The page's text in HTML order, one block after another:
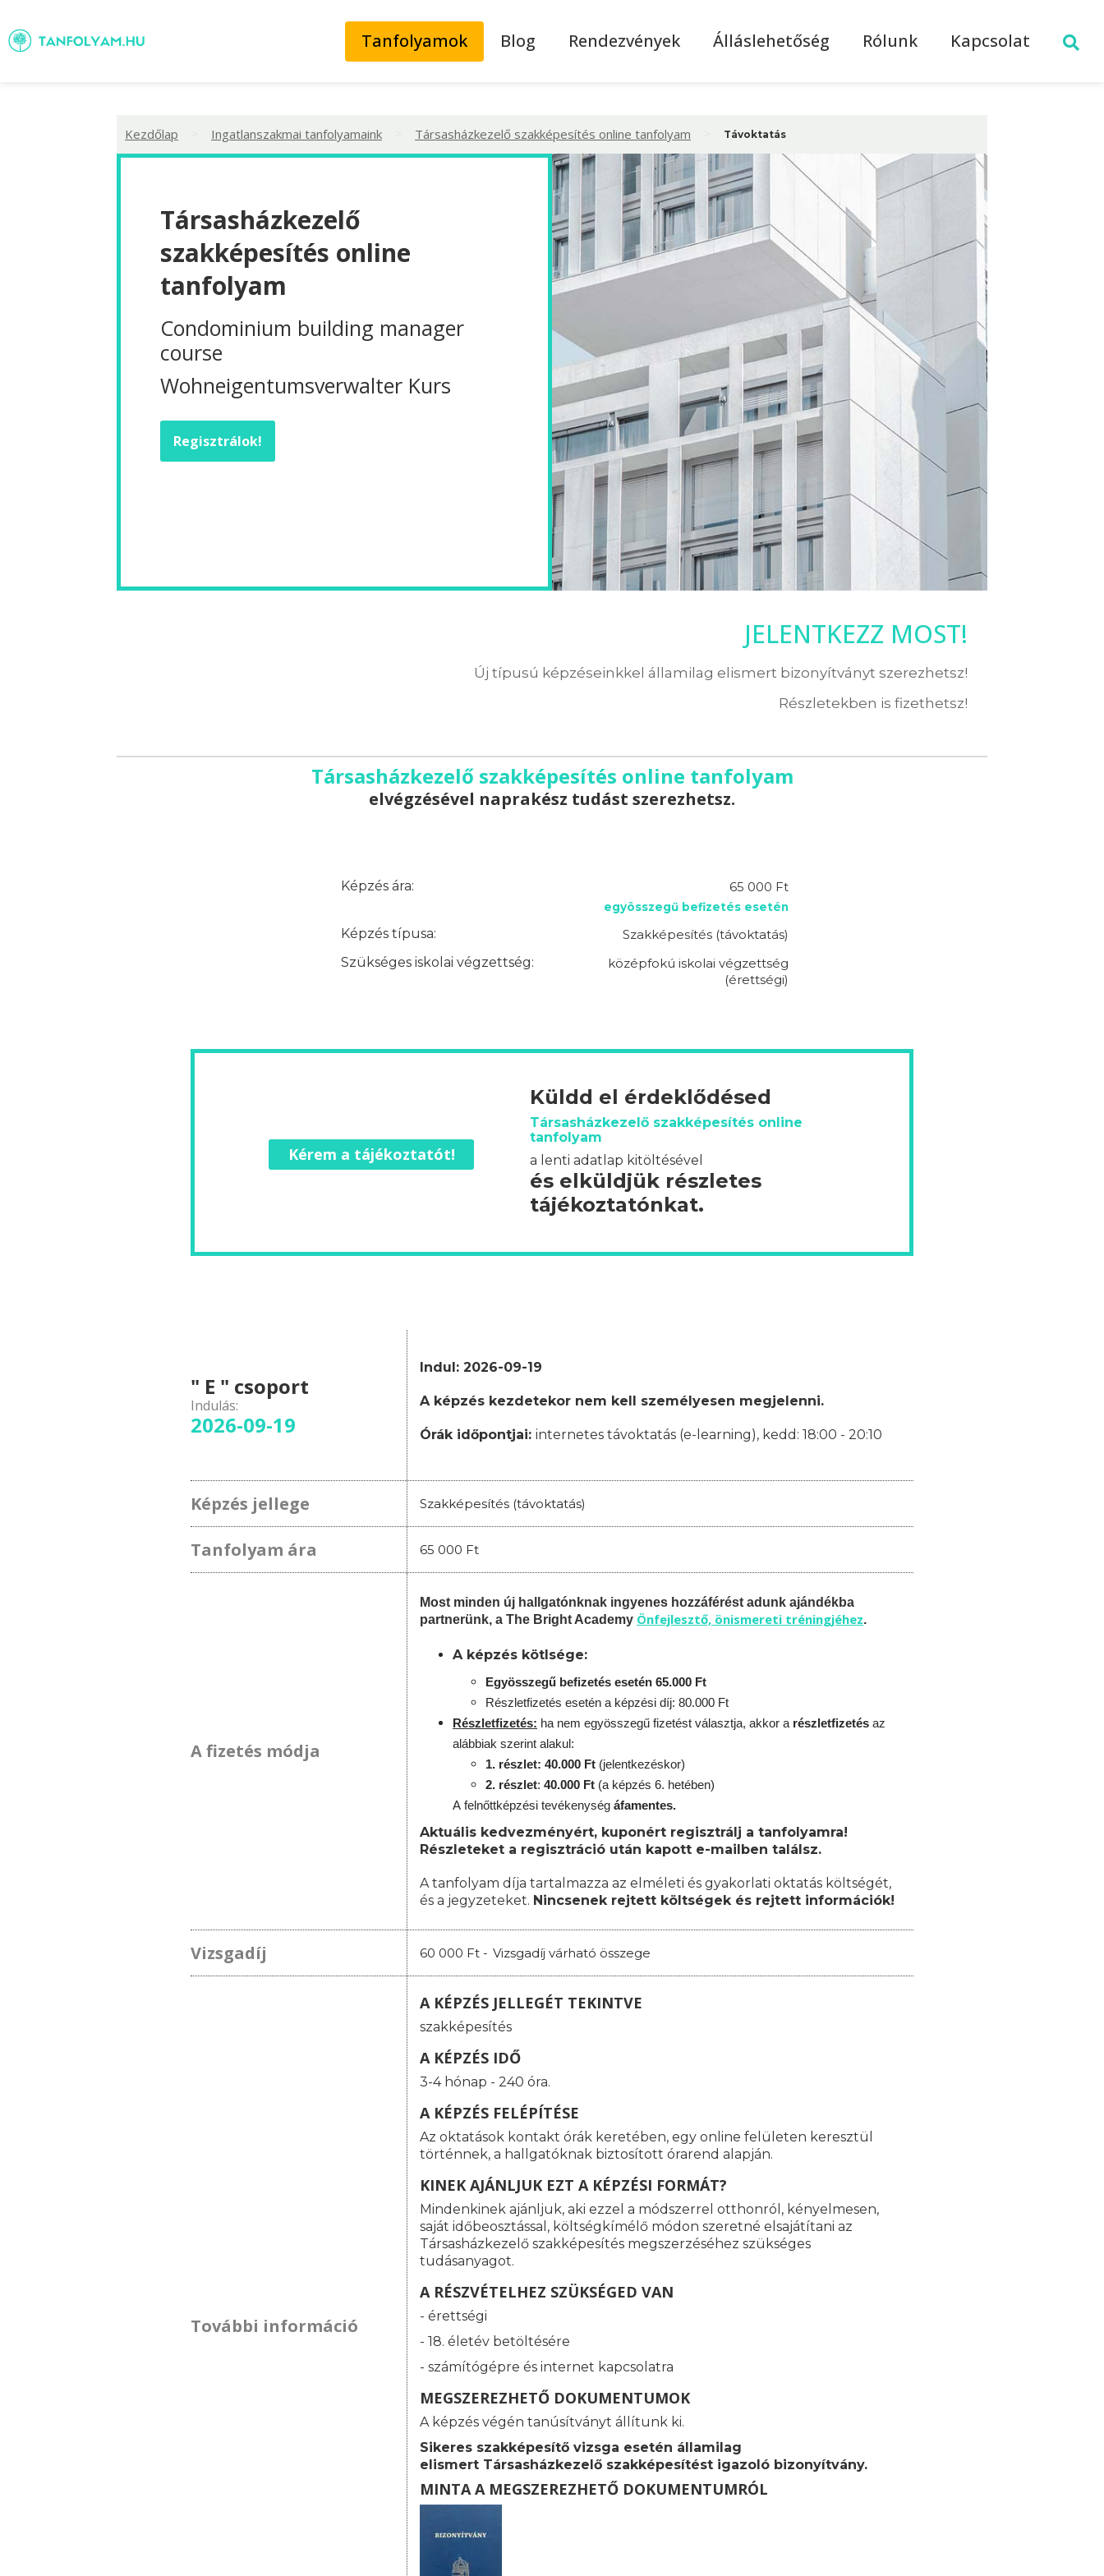
Tanfolyamok Blog Rendezvények Álláslehetőség Rólunk Kapcsolat
Kezdőlap Ingatlanszakmai tanfolyamaink Társasházkezelő szakképesítés online tanfolyam Távoktatás
Társasházkezelő
szakképesítés online
tanfolyam
Condominium building manager
course
Wohneigentumsverwalter Kurs
Regisztrálok!
JELENTKEZZ MOST!
Új típusú képzéseinkkel államilag elismert bizonyítványt szerezhetsz!
Részletekben is fizethetsz!
Társasházkezelő szakképesítés online tanfolyam
elvégzésével naprakész tudást szerezhetsz.
Képzés ára: 65 000 Ft
egyösszegű befizetés esetén
Képzés típusa:
Szakképesítés (távoktatás)
Szükséges iskolai végzettség:
középfokú iskolai végzettség
(érettségi)
Kérem a tájékoztatót!
Küldd el érdeklődésed
Társasházkezelő szakképesítés online
tanfolyam
a lenti adatlap kitöltésével
és elküldjük részletes
tájékoztatónkat.
" E " csoport
Indulás:
2026-09-19
Indul: 2026-09-19
A képzés kezdetekor nem kell személyesen megjelenni.
Órák időpontjai: internetes távoktatás (e-learning), kedd: 18:00 - 20:10
Képzés jellege Szakképesítés (távoktatás)
Tanfolyam ára 65 000 Ft
A fizetés módja
Most minden új hallgatónknak ingyenes hozzáférést adunk ajándékba
partnerünk, a The Bright Academy Önfejlesztő, önismereti tréningjéhez.
A képzés kötlsége:
Egyösszegű befizetés esetén 65.000 Ft
Részletfizetés esetén a képzési díj: 80.000 Ft
Részletfizetés: ha nem egyösszegű fizetést választja, akkor a részletfizetés az
alábbiak szerint alakul:
1. részlet: 40.000 Ft (jelentkezéskor)
2. részlet: 40.000 Ft (a képzés 6. hetében)
A felnőttképzési tevékenység áfamentes.
Aktuális kedvezményért, kuponért regisztrálj a tanfolyamra!
Részleteket a regisztráció után kapott e-mailben találsz.
A tanfolyam díja tartalmazza az elméleti és gyakorlati oktatás költségét,
és a jegyzeteket. Nincsenek rejtett költségek és rejtett információk!
Vizsgadíj 60 000 Ft - Vizsgadíj várható összege
További információ
A KÉPZÉS JELLEGÉT TEKINTVE
szakképesítés
A KÉPZÉS IDŐ
3-4 hónap - 240 óra.
A KÉPZÉS FELÉPÍTÉSE
Az oktatások kontakt órák keretében, egy online felületen keresztül
történnek, a hallgatóknak biztosított órarend alapján.
KINEK AJÁNLJUK EZT A KÉPZÉSI FORMÁT?
Mindenkinek ajánljuk, aki ezzel a módszerrel otthonról, kényelmesen,
saját időbeosztással, költségkímélő módon szeretné elsajátítani az
Társasházkezelő szakképesítés megszerzéséhez szükséges
tudásanyagot.
A RÉSZVÉTELHEZ SZÜKSÉGED VAN
- érettségi
- 18. életév betöltésére
- számítógépre és internet kapcsolatra
MEGSZEREZHETŐ DOKUMENTUMOK
A képzés végén tanúsítványt állítunk ki.
Sikeres szakképesítő vizsga esetén államilag
elismert Társasházkezelő szakképesítést igazoló bizonyítvány.
MINTA A MEGSZEREZHETŐ DOKUMENTUMRÓL